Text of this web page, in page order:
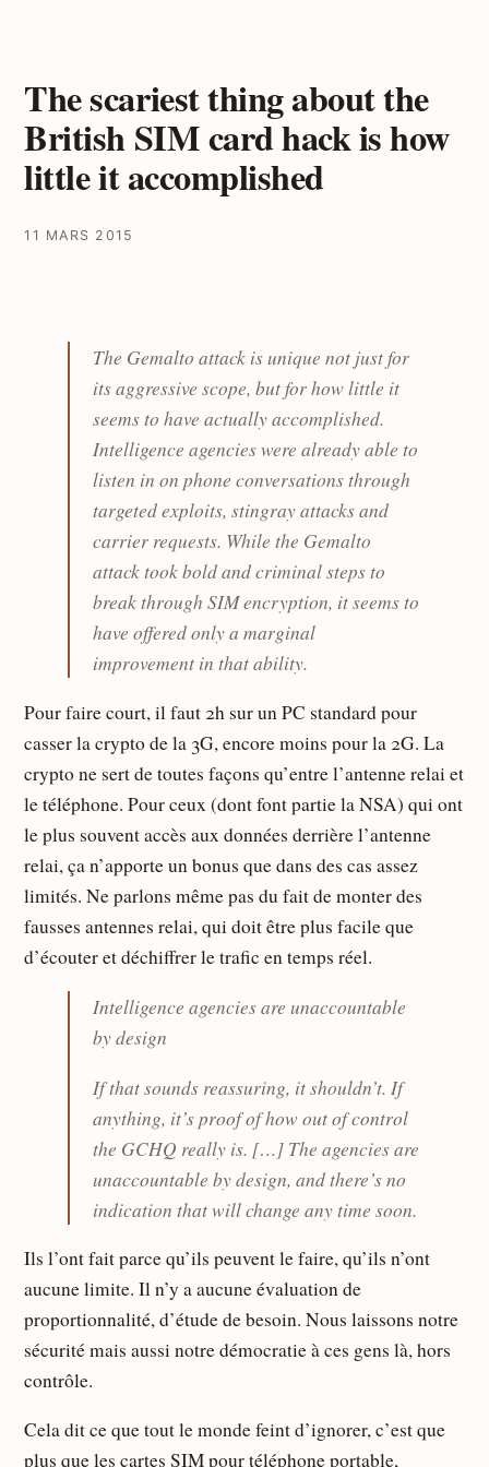
The scariest thing about the
British SIM card hack is how
little it accomplished
11 MARS 2015
The Gemalto attack is unique not just for
its aggressive scope, but for how little it
seems to have actually accomplished.
Intelligence agencies were already able to
listen in on phone conversations through
targeted exploits, stingray attacks and
carrier requests. While the Gemalto
attack took bold and criminal steps to
break through SIM encryption, it seems to
have offered only a marginal
improvement in that ability.
Pour faire court, il faut 2h sur un PC standard pour
casser la crypto de la 3G, encore moins pour la 2G. La
crypto ne sert de toutes façons qu’entre l’antenne relai et
le téléphone. Pour ceux (dont font partie la NSA) qui ont
le plus souvent accès aux données derrière l’antenne
relai, ça n’apporte un bonus que dans des cas assez
limités. Ne parlons même pas du fait de monter des
fausses antennes relai, qui doit être plus facile que
d’écouter et déchiffrer le trafic en temps réel.
Intelligence agencies are unaccountable
by design
If that sounds reassuring, it shouldn’t. If
anything, it’s proof of how out of control
the GCHQ really is. […] The agencies are
unaccountable by design, and there’s no
indication that will change any time soon.
Ils l’ont fait parce qu’ils peuvent le faire, qu’ils n’ont
aucune limite. Il n’y a aucune évaluation de
proportionnalité, d’étude de besoin. Nous laissons notre
sécurité mais aussi notre démocratie à ces gens là, hors
contrôle.
Cela dit ce que tout le monde feint d’ignorer, c’est que
plus que les cartes SIM pour téléphone portable,